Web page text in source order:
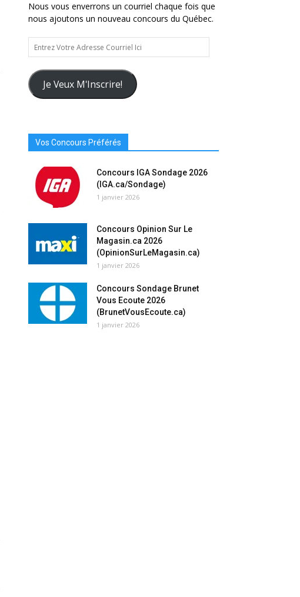
Nous vous enverrons un courriel chaque fois que
nous ajoutons un nouveau concours du Québec.
Entrez
Votre
Adresse
Courriel
Ici
Je Veux M'Inscrire!
Vos Concours Préférés
Concours IGA Sondage 2026
(IGA.ca/Sondage)
1 janvier 2026
Concours Opinion Sur Le
Magasin.ca 2026
(OpinionSurLeMagasin.ca)
1 janvier 2026
Concours Sondage Brunet
Vous Ecoute 2026
(BrunetVousEcoute.ca)
1 janvier 2026